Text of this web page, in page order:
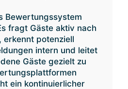
Bewertungssystem
fragt Gäste aktiv nach
erkennt potenziell
intern und leitet
Gäste gezielt zu
ein kontinuierlicher